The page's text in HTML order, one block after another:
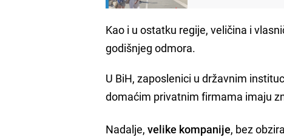
Kao i u ostatku regije, veličina i
godišnjeg odmora.
U BiH, zaposlenici u državnim
domaćim privatnim firmama imaju
Nadalje,velike kompanije, bez